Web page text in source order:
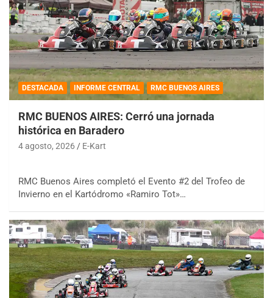
DESTACADA INFORME CENTRAL RMC BUENOS AIRES
RMC BUENOS AIRES: Cerró una jornada
histórica en Baradero
4 agosto, 2026 E-Kart
RMC Buenos Aires completó el Evento #2 del Trofeo de
Invierno en el Kartódromo «Ramiro Tot»…